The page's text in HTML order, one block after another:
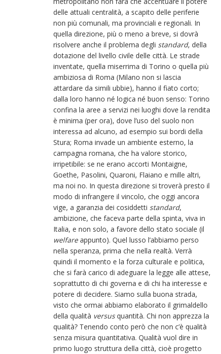
delle attuali centralità, a scapito delle periferie
non più comunali, ma provinciali e regionali. In
quella direzione, più o meno a breve, si dovrà
risolvere anche il problema degli standard, della
dotazione del livello civile delle città. Le strade
inventate, quella miserrima di Torino o quella più
ambiziosa di Roma (Milano non si lascia
attardare da simili ubbie), hanno il fiato corto;
dalla loro hanno né logica né buon senso: Torino
confina la aree a servizi nei luoghi dove la rendita
è minima (per ora), dove l’uso del suolo non
interessa ad alcuno, ad esempio sui bordi della
Stura; Roma invade un ambiente esterno, la
campagna romana, che ha valore storico,
irripetibile: se ne erano accorti Montaigne,
Goethe, Pasolini, Quaroni, Flaiano e mille altri,
ma noi no. In questa direzione si troverà presto il
modo di infrangere il vincolo, che oggi ancora
vige, a garanzia dei cosiddetti standard,
ambizione, che faceva parte della spinta, viva in
Italia, e non solo, a favore dello stato sociale (il
welfareappunto). Quel lusso l’abbiamo perso
nella speranza, prima che nella realtà. Verrà
quindi il momento e la forza culturale e politica,
che si farà carico di adeguare la legge alle attese,
soprattutto di chi governa e di chi ha interesse e
potere di decidere. Siamo sulla buona strada,
visto che ormai abbiamo elaborato il grimaldello
della qualità versusquantità. Chi non apprezza la
qualità? Tenendo conto però che non c’è qualità
senza misura quantitativa. Qualità vuol dire in
primo luogo struttura della città, cioè progetto